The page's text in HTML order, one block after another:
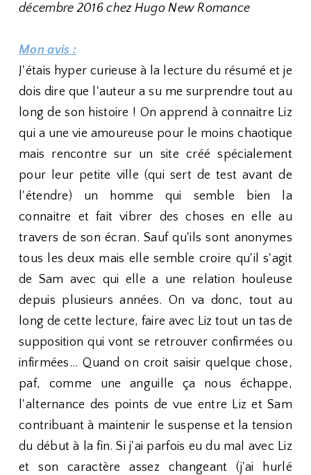
décembre 2016 chez Hugo New Romance
Mon avis :
J'étais hyper curieuse à la lecture du résumé et je
dois dire que l'auteur a su me surprendre tout au
long de son histoire ! On apprend à connaitre Liz
qui a une vie amoureuse pour le moins chaotique
mais rencontre sur un site créé spécialement
pour leur petite ville (qui sert de test avant de
l'étendre) un homme qui semble bien la
connaitre et fait vibrer des choses en elle au
travers de son écran. Sauf qu'ils sont anonymes
tous les deux mais elle semble croire qu'il s'agit
de Sam avec qui elle a une relation houleuse
depuis plusieurs années. On va donc, tout au
long de cette lecture, faire avec Liz tout un tas de
supposition qui vont se retrouver confirmées ou
infirmées... Quand on croit saisir quelque chose,
paf, comme une anguille ça nous échappe,
l'alternance des points de vue entre Liz et Sam
contribuant à maintenir le suspense et la tension
du début à la fin. Si j'ai parfois eu du mal avec Liz
et son caractère assez changeant (j'ai hurlé